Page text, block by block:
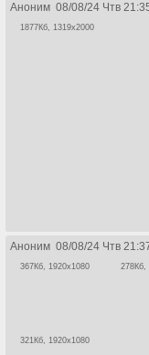
Аноним 08/08/24 Чтв
1877Кб, 1319x2000
Аноним 08/08/24 Чтв
367Кб, 1920x1080 278Кб,
321Кб, 1920x1080